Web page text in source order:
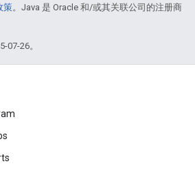
策。Java 是 Oracle 和/或其关联公司的注册商
07-26。